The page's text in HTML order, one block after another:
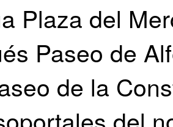
Plaza del
Paseo de
de la